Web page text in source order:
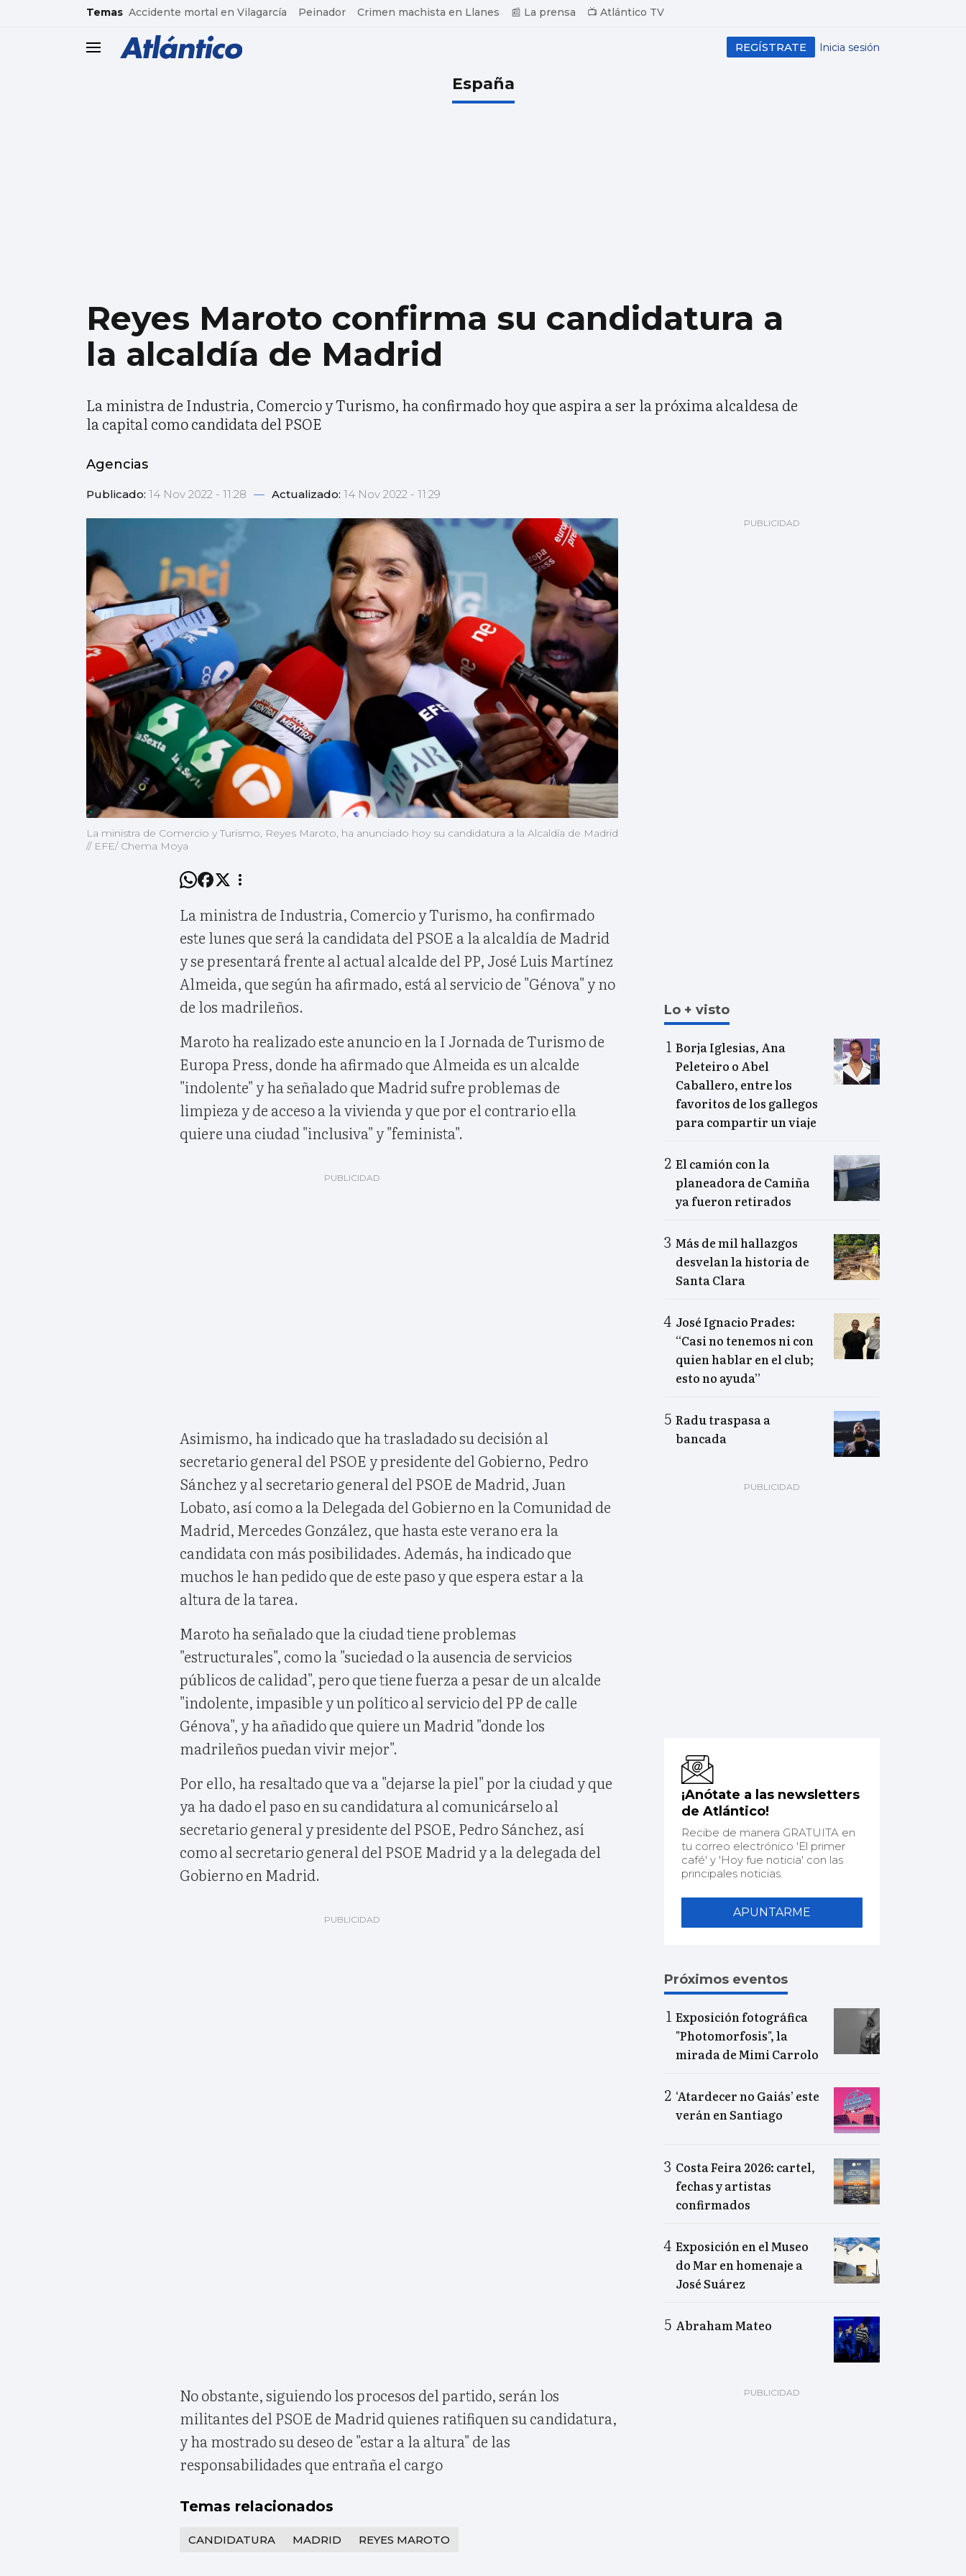
common.go-to-content
Temas Accidente mortal en Vilagarcía Peinador Crimen machista en Llanes 📰 La prensa 📺 Atlántico TV
header.menu.open Inicia sesión
REGÍSTRATE
España
Reyes Maroto confirma su candidatura a
la alcaldía de Madrid
La ministra de Industria, Comercio y Turismo, ha confirmado hoy que aspira a ser la próxima alcaldesa de
la capital como candidata del PSOE
Agencias
Publicado: 14 Nov 2022 - 11:28 — Actualizado: 14 Nov 2022 - 11:29
La ministra de Comercio y Turismo, Reyes Maroto, ha anunciado hoy su candidatura a la Alcaldía de Madrid
// EFE/ Chema Moya
La ministra de Industria, Comercio y Turismo, ha confirmado
este lunes que será la candidata del PSOE a la alcaldía de Madrid
y se presentará frente al actual alcalde del PP, José Luis Martínez
Almeida, que según ha afirmado, está al servicio de "Génova" y no
de los madrileños.
Maroto ha realizado este anuncio en la I Jornada de Turismo de
Europa Press, donde ha afirmado que Almeida es un alcalde
"indolente" y ha señalado que Madrid sufre problemas de
limpieza y de acceso a la vivienda y que por el contrario ella
quiere una ciudad "inclusiva" y "feminista".
Asimismo, ha indicado que ha trasladado su decisión al
secretario general del PSOE y presidente del Gobierno, Pedro
Sánchez y al secretario general del PSOE de Madrid, Juan
Lobato, así como a la Delegada del Gobierno en la Comunidad de
Madrid, Mercedes González, que hasta este verano era la
candidata con más posibilidades. Además, ha indicado que
muchos le han pedido que de este paso y que espera estar a la
altura de la tarea.
Maroto ha señalado que la ciudad tiene problemas
"estructurales", como la "suciedad o la ausencia de servicios
públicos de calidad", pero que tiene fuerza a pesar de un alcalde
"indolente, impasible y un político al servicio del PP de calle
Génova", y ha añadido que quiere un Madrid "donde los
madrileños puedan vivir mejor".
Por ello, ha resaltado que va a "dejarse la piel" por la ciudad y que
ya ha dado el paso en su candidatura al comunicárselo al
secretario general y presidente del PSOE, Pedro Sánchez, así
como al secretario general del PSOE Madrid y a la delegada del
Gobierno en Madrid.
No obstante, siguiendo los procesos del partido, serán los
militantes del PSOE de Madrid quienes ratifiquen su candidatura,
y ha mostrado su deseo de "estar a la altura" de las
responsabilidades que entraña el cargo
Temas relacionados
CANDIDATURA MADRID REYES MAROTO
Lo + visto
Borja Iglesias, Ana
Peleteiro o Abel
Caballero, entre los
favoritos de los gallegos
para compartir un viaje
El camión con la
planeadora de Camiña
ya fueron retirados
Más de mil hallazgos
desvelan la historia de
Santa Clara
José Ignacio Prades:
“Casi no tenemos ni con
quien hablar en el club;
esto no ayuda”
Radu traspasa a
bancada
¡Anótate a las newsletters
de Atlántico!
Recibe de manera GRATUITA en
tu correo electrónico 'El primer
café' y 'Hoy fue noticia' con las
principales noticias.
APUNTARME
Próximos eventos
Exposición fotográfica
"Photomorfosis", la
mirada de Mimi Carrolo
‘Atardecer no Gaiás’ este
verán en Santiago
Costa Feira 2026: cartel,
fechas y artistas
confirmados
Exposición en el Museo
do Mar en homenaje a
José Suárez
Abraham Mateo